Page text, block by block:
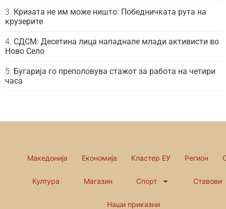
Кризата не им може ништо: Победничката рута на
крузерите
СДСМ: Десетина лица нападнале млади активисти во
Ново Село
Бугарија го преполовува стажот за работа на четири
часа
Македонија Економија Кластер ЕУ Регион
Култура Магазин Спорт Ставови
Наши приказни